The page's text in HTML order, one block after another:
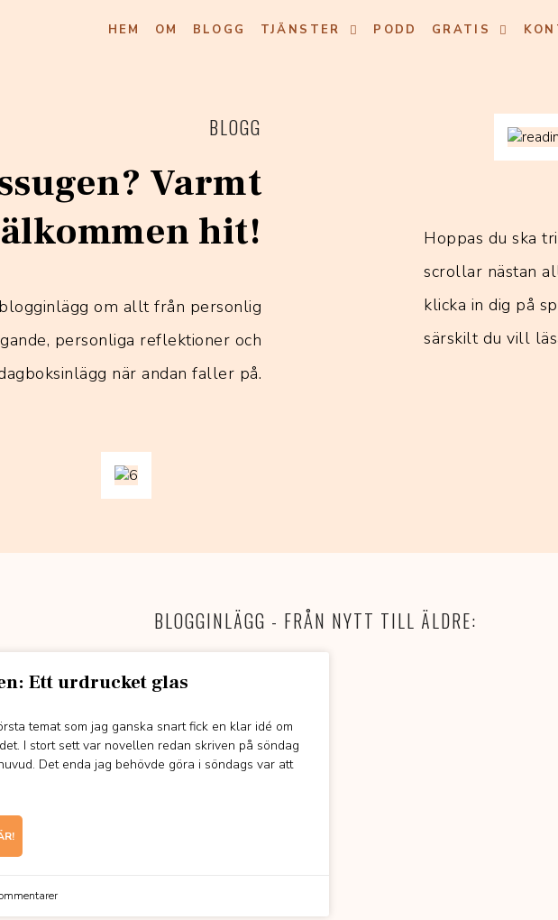
HEM OM BLOGG TJÄNSTER PODD GRATIS
BLOGG
Varmt
hit!
om allt från personlig
personliga reflektioner och
när andan faller på.
Hoppas du ska
scrollar nästan
klicka in dig på
särskilt du vill
BLOGGINLÄGG - FRÅN NYTT TILL ÄLDRE:
Ett urdrucket glas
temat som jag ganska snart fick en klar idé om
I stort sett var novellen redan skriven på söndag
Det enda jag behövde göra i söndags var att